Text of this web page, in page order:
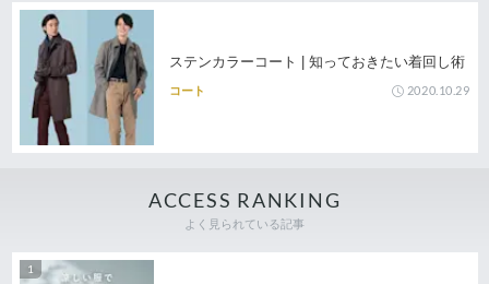
ステンカラーコート | 知っておきたい着回し術
コート 2020.10.29
ACCESS RANKING
よく見られている記事